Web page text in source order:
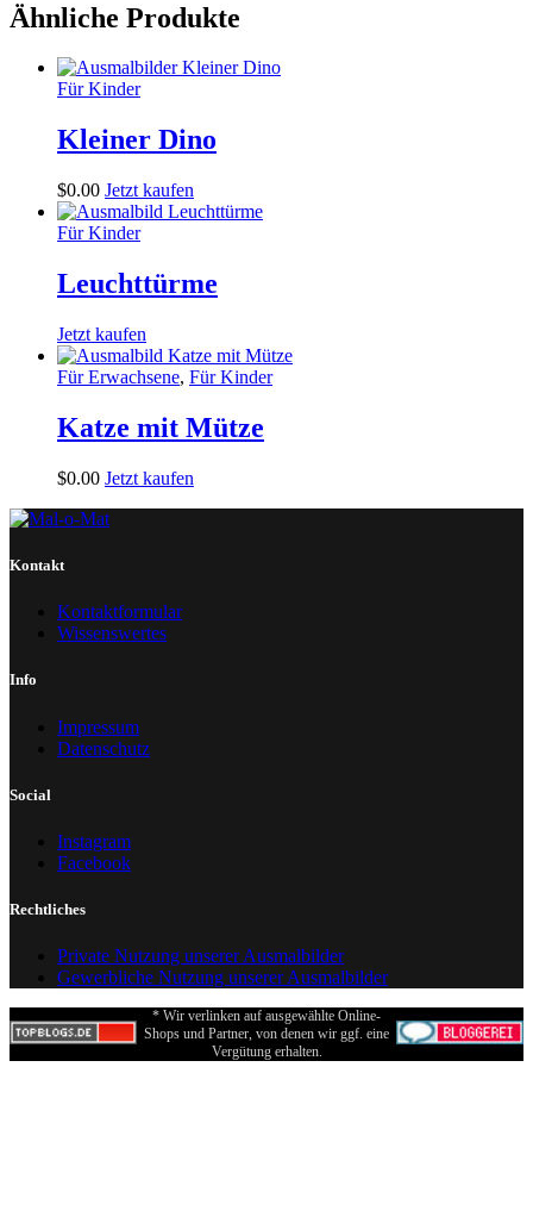
Ähnliche Produkte
Für Kinder
Kleiner Dino
$0.00 Jetzt kaufen
Für Kinder
Leuchttürme
Jetzt kaufen
Für Erwachsene, Für Kinder
Katze mit Mütze
$0.00 Jetzt kaufen
Kontakt
Kontaktformular
Wissenswertes
Info
Impressum
Datenschutz
Social
Instagram
Facebook
Rechtliches
Private Nutzung unserer Ausmalbilder
Gewerbliche Nutzung unserer Ausmalbilder
* Wir verlinken auf ausgewählte Online-
Shops und Partner, von denen wir ggf. eine
Vergütung erhalten.